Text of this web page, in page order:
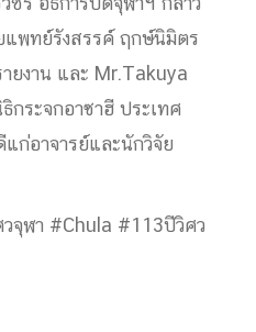
พทย์รังสรรค์ ฤกษ์นิมิตร
ยงาน และ Mr.Takuya
ระจกอาซาฮี ประเทศ
ก่อาจารย์และนักวิจัย
จุฬา #Chula #113ปีวิศว